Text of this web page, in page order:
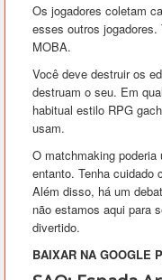
Os jogadores coletam
esses outros
MOBA.
Você deve destruir os
destruam o seu. Em
habitual estilo RPG
usam.
O matchmaking
entanto. Tenha cuidado
Além disso, há um
não estamos aqui para
divertido.
BAIXAR NA GOOGLE